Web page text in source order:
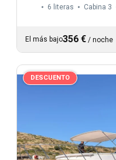
6 literas Cabina 3
El más bajo356 € / noche
DESCUENTO